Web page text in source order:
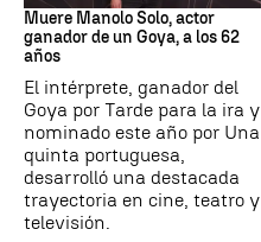
Muere Manolo Solo, actor
ganador de un Goya, a los 62
años
El intérprete, ganador del
Goya por Tarde para la ira y
nominado este año por Una
quinta portuguesa,
desarrolló una destacada
trayectoria en cine, teatro y
televisión.